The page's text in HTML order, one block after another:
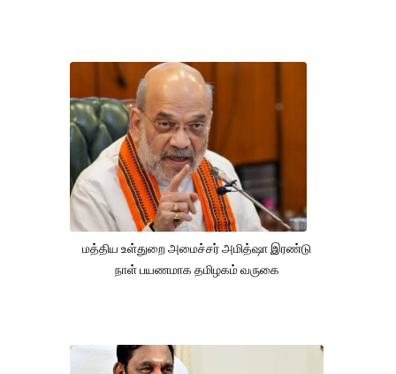
மத்திய உள்துறை அமைச்சர் அமித்ஷா இரண்டு
நாள் பயணமாக தமிழகம் வருகை